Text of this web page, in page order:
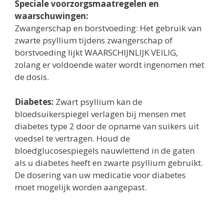
Speciale voorzorgsmaatregelen en
waarschuwingen:
Zwangerschap en borstvoeding: Het gebruik van
zwarte psyllium tijdens zwangerschap of
borstvoeding lijkt WAARSCHIJNLIJK VEILIG,
zolang er voldoende water wordt ingenomen met
de dosis.
Diabetes: Zwart psyllium kan de
bloedsuikerspiegel verlagen bij mensen met
diabetes type 2 door de opname van suikers uit
voedsel te vertragen. Houd de
bloedglucosespiegels nauwlettend in de gaten
als u diabetes heeft en zwarte psyllium gebruikt.
De dosering van uw medicatie voor diabetes
moet mogelijk worden aangepast.